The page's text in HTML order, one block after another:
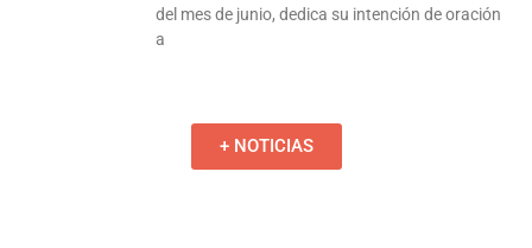
del mes de junio, dedica su intención de oración
a
+ NOTICIAS